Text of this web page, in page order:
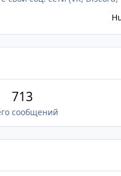
сообщений
713